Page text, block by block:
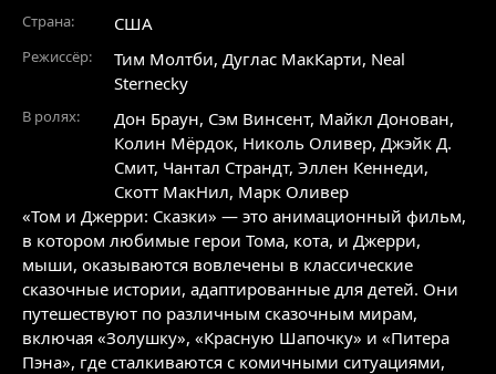
Страна: США
Режиссёр:
Тим Молтби, Дуглас МакКарти, Neal
Sternecky
В ролях: Дон Браун, Сэм Винсент, Майкл Донован,
Колин Мёрдок, Николь Оливер, Джэйк Д.
Смит, Чантал Страндт, Эллен Кеннеди,
Скотт МакНил, Марк Оливер
«Том и Джерри: Сказки» — это анимационный фильм,
в котором любимые герои Тома, кота, и Джерри,
мыши, оказываются вовлечены в классические
сказочные истории, адаптированные для детей. Они
путешествуют по различным сказочным мирам,
включая «Золушку», «Красную Шапочку» и «Питера
Пэна», где сталкиваются с комичными ситуациями,